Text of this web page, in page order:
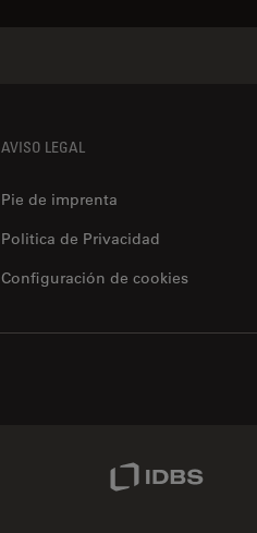
AVISO LEGAL
Pie de imprenta
Politica de Privacidad
Configuración de cookies
IDBS Link